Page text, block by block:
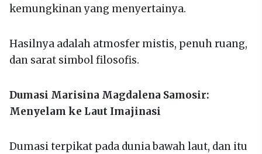
kemungkinan yang menyertainya.
Hasilnya adalah atmosfer mistis, penuh ruang,
dan sarat simbol filosofis.
Dumasi Marisina Magdalena Samosir:
Menyelam ke Laut Imajinasi
Dumasi terpikat pada dunia bawah laut, dan itu